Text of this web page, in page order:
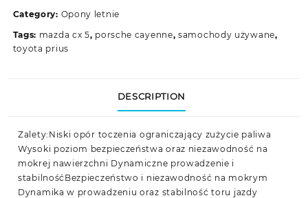
Category: Opony letnie
Tags: mazda cx 5, porsche cayenne,samochody używane,
toyota prius
DESCRIPTION
Zalety:Niski opór toczenia ograniczający zużycie paliwa
Wysoki poziom bezpieczeństwa oraz niezawodność na
mokrej nawierzchni Dynamiczne prowadzenie i
stabilnośćBezpieczeństwo i niezawodność na mokrym
Dynamika w prowadzeniu oraz stabilność toru jazdy